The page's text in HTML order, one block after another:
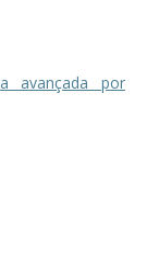
avançada por